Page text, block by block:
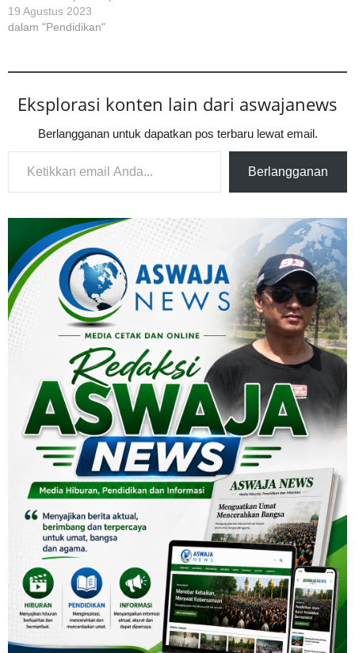
19 Agustus 2023
dalam "Pendidikan"
Eksplorasi konten lain dari aswajanews
Berlangganan untuk dapatkan pos terbaru lewat email.
Ketikkan email Anda...
Berlangganan